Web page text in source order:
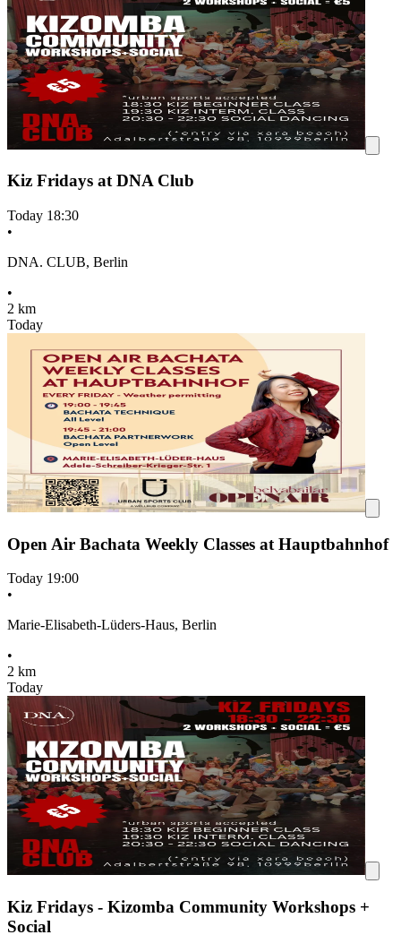
Kiz Fridays at DNA Club
Today 18:30
•
DNA. CLUB, Berlin
•
2 km
Today
Open Air Bachata Weekly Classes at Hauptbahnhof
Today 19:00
•
Marie-Elisabeth-Lüders-Haus, Berlin
•
2 km
Today
Kiz Fridays - Kizomba Community Workshops +
Social